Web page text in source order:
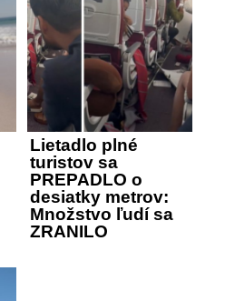
Lietadlo plné
turistov sa
PREPADLO o
desiatky metrov:
Množstvo ľudí sa
ZRANILO